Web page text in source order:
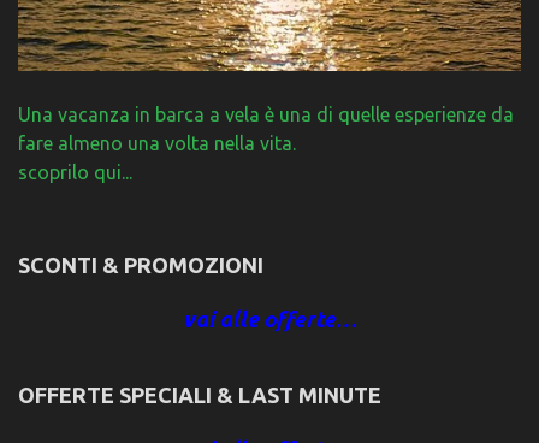
Una vacanza in barca a vela è una di quelle esperienze da
fare almeno una volta nella vita.
scoprilo qui...
SCONTI & PROMOZIONI
vai alle offerte…
OFFERTE SPECIALI & LAST MINUTE